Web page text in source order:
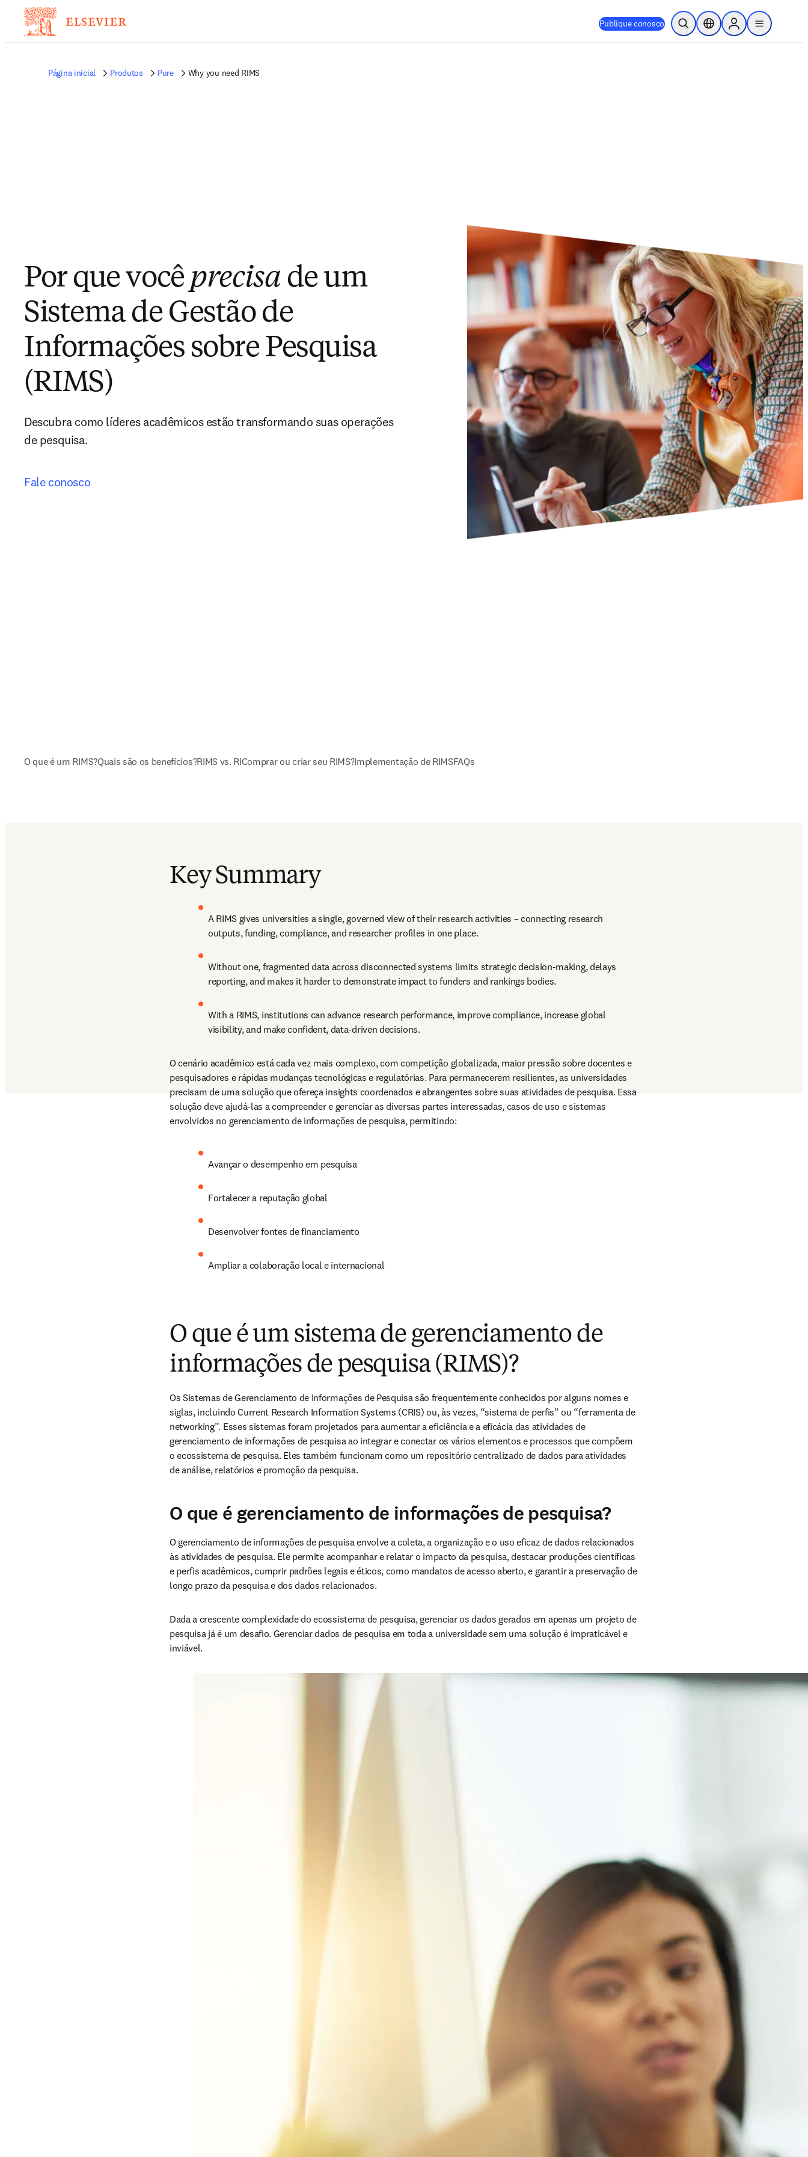
Publique conosco Pesquisa aberta
Seletor de localização
Sign in to products
menu
Página inicial Produtos Pure Why you need RIMS
Por que você precisa de um
Sistema de Gestão de
Informações sobre Pesquisa
(RIMS)
Descubra como líderes acadêmicos estão transformando suas operações
de pesquisa.
Fale conosco
O que é um RIMS?Quais são os benefícios?RIMS vs. RIComprar ou criar seu RIMS?Implementação de RIMSFAQs
Key Summary
A RIMS gives universities a single, governed view of their research activities – connecting research
outputs, funding, compliance, and researcher profiles in one place.
Without one, fragmented data across disconnected systems limits strategic decision-making, delays
reporting, and makes it harder to demonstrate impact to funders and rankings bodies.
With a RIMS, institutions can advance research performance, improve compliance, increase global
visibility, and make confident, data-driven decisions.
O cenário acadêmico está cada vez mais complexo, com competição globalizada, maior pressão sobre docentes e
pesquisadores e rápidas mudanças tecnológicas e regulatórias. Para permanecerem resilientes, as universidades
precisam de uma solução que ofereça insights coordenados e abrangentes sobre suas atividades de pesquisa. Essa
solução deve ajudá-las a compreender e gerenciar as diversas partes interessadas, casos de uso e sistemas
envolvidos no gerenciamento de informações de pesquisa, permitindo:
Avançar o desempenho em pesquisa
Fortalecer a reputação global
Desenvolver fontes de financiamento
Ampliar a colaboração local e internacional
O que é um sistema de gerenciamento de
informações de pesquisa (RIMS)?
Os Sistemas de Gerenciamento de Informações de Pesquisa são frequentemente conhecidos por alguns nomes e
siglas, incluindo Current Research Information Systems (CRIS) ou, às vezes, “sistema de perfis” ou “ferramenta de
networking”. Esses sistemas foram projetados para aumentar a eficiência e a eficácia das atividades de
gerenciamento de informações de pesquisa ao integrar e conectar os vários elementos e processos que compõem
o ecossistema de pesquisa. Eles também funcionam como um repositório centralizado de dados para atividades
de análise, relatórios e promoção da pesquisa.
O que é gerenciamento de informações de pesquisa?
O gerenciamento de informações de pesquisa envolve a coleta, a organização e o uso eficaz de dados relacionados
às atividades de pesquisa. Ele permite acompanhar e relatar o impacto da pesquisa, destacar produções científicas
e perfis acadêmicos, cumprir padrões legais e éticos, como mandatos de acesso aberto, e garantir a preservação de
longo prazo da pesquisa e dos dados relacionados.
Dada a crescente complexidade do ecossistema de pesquisa, gerenciar os dados gerados em apenas um projeto de
pesquisa já é um desafio. Gerenciar dados de pesquisa em toda a universidade sem uma solução é impraticável e
inviável.